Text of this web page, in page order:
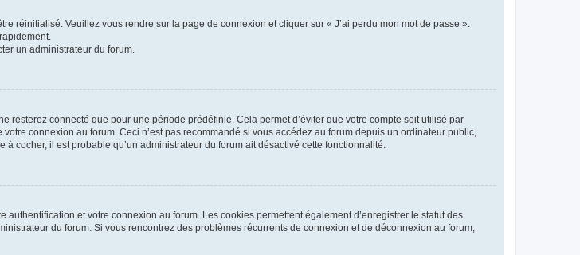
réinitialisé. Veuillez vous rendre sur la page de connexion et cliquer sur « J’ai perdu mon mot de passe ».
un administrateur du forum.
connecté que pour une période prédéfinie. Cela permet d’éviter que votre compte soit utilisé par
connexion au forum. Ceci n’est pas recommandé si vous accédez au forum depuis un ordinateur public,
cocher, il est probable qu’un administrateur du forum ait désactivé cette fonctionnalité.
et votre connexion au forum. Les cookies permettent également d’enregistrer le statut des
du forum. Si vous rencontrez des problèmes récurrents de connexion et de déconnexion au forum,